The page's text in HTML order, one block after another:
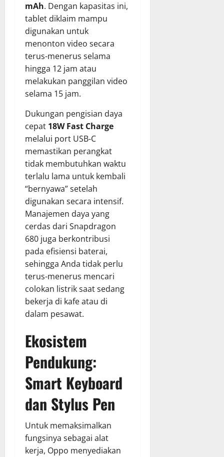
mAh. Dengan kapasitas ini,
tablet diklaim mampu
digunakan untuk
menonton video secara
terus-menerus selama
hingga 12 jam atau
melakukan panggilan video
selama 15 jam.
Dukungan pengisian daya
cepat 18W Fast Charge
melalui port USB-C
memastikan perangkat
tidak membutuhkan waktu
terlalu lama untuk kembali
“bernyawa” setelah
digunakan secara intensif.
Manajemen daya yang
cerdas dari Snapdragon
680 juga berkontribusi
pada efisiensi baterai,
sehingga Anda tidak perlu
terus-menerus mencari
colokan listrik saat sedang
bekerja di kafe atau di
dalam pesawat.
Ekosistem
Pendukung:
Smart Keyboard
dan Stylus Pen
Untuk memaksimalkan
fungsinya sebagai alat
kerja, Oppo menyediakan